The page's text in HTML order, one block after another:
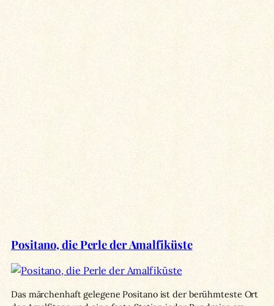
Positano, die Perle der Amalfiküste
Das märchenhaft gelegene Positano ist der berühmteste Ort